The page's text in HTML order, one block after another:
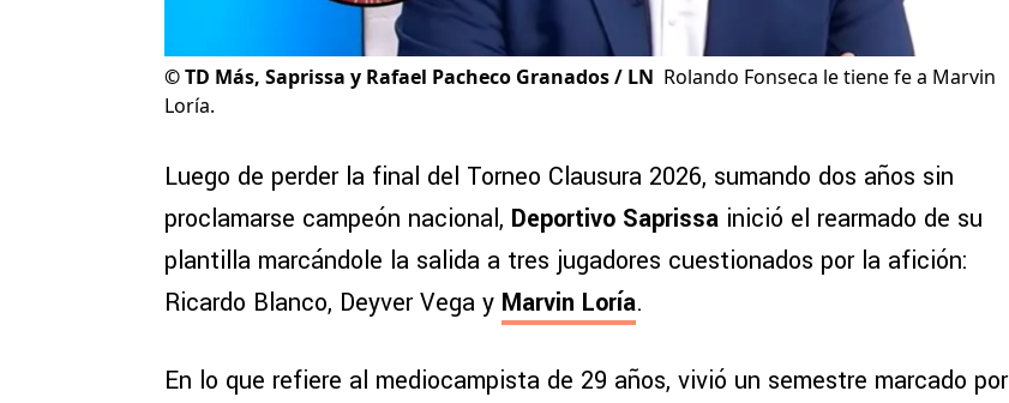
©TD Más, Saprissa y Rafael Pacheco Granados / LN Rolando Fonseca le tiene fe a Marvin
Loría.
Luego de perder la final del Torneo Clausura 2026, sumando dos años sin
proclamarse campeón nacional, Deportivo Saprissa inició el rearmado de su
plantilla marcándole la salida a tres jugadores cuestionados por la afición:
Ricardo Blanco, Deyver Vega y Marvin Loría.
En lo que refiere al mediocampista de 29 años, vivió un semestre marcado por